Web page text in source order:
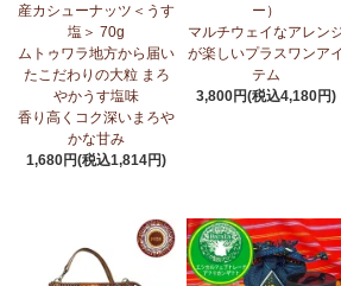
5/1：ティンガティンガ・アート～ズベリ
私たちバラカは、ズベリが遺してくださっ
大切に紹介してまいります。
4/23：
【2026新茶入荷】アフリカンプライ
ニア紅茶～無農薬手摘み茶葉～
4/15：ノースリーブワンピース～前後2way
りシルエット
産カシューナッツ＜うす
塩＞ 70g
ムトゥワラ地方から届い
たこだわりの大粒 まろ
やかうす塩味
香り高くコク深いまろや
かな甘み
1,680円(税込1,814円)
ー）
マルチウェイなアレン
が楽しいプラスワンアイ
テム
3,800円(税込4,180円)